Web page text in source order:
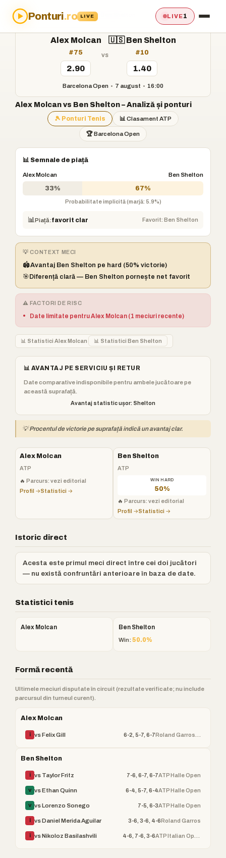
Ponturi.ro LIVE LIVE1
Acasă›Ponturi›Alex Molcan vs Ben Shelton
Alex Molcan
#75
2.90
vs
🇺🇸 Ben Shelton
#10
1.40
Barcelona Open • 7 august • 16:00
Alex Molcan vs Ben Shelton – Analiză și ponturi
🎾 Ponturi Tenis 📊 Clasament ATP
🏆 Barcelona Open
📊 Semnale de piață
Alex Molcan Ben Shelton
33% 67%
Probabilitate implicită (marjă: 5.9%)
📊 Piață:favorit clar Favorit: Ben Shelton
💡 CONTEXT MECI
🏟️Avantaj Ben Shelton pe hard (50% victorie)
🎯 Diferență clară — Ben Shelton pornește net favorit
⚠️ FACTORI DE RISC
• Date limitate pentru Alex Molcan (1 meciuri recente)
📊 Statistici Alex Molcan 📊 Statistici Ben Shelton
📊 AVANTAJ PE SERVICIU ȘI RETUR
Date comparative indisponibile pentru ambele jucătoare pe
această suprafață.
Avantaj statistic ușor: Shelton
💡 Procentul de victorie pe suprafață indică un avantaj clar.
Alex Molcan
ATP
🔥 Parcurs: vezi editorial
Profil →Statistici →
Ben Shelton
ATP
WIN HARD
50%
🔥 Parcurs: vezi editorial
Profil →Statistici →
Istoric direct
Acesta este primul meci direct între cei doi jucători
— nu există confruntări anterioare în baza de date.
Statistici tenis
Alex Molcan Ben Shelton
Win:50.0%
Formă recentă
Ultimele meciuri disputate în circuit (rezultate verificate; nu include
parcursul din turneul curent).
Alex Molcan
Î vs Felix Gill 6-2, 5-7, 6-7
Ben Shelton
Î vs Taylor Fritz 7-6, 6-7, 6-7ATP Halle Open
V vs Ethan Quinn 6-4, 5-7, 6-4ATP Halle Open
V vs Lorenzo Sonego 7-5, 6-3ATP Halle Open
Î vs Daniel Merida Aguilar 3-6, 3-6, 4-6Roland Garros
Î vs Nikoloz Basilashvili 4-6, 7-6, 3-6